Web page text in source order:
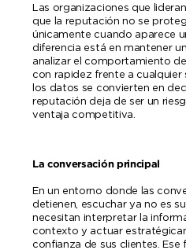
Las organizaciones que
que la reputación no se
únicamente cuando aparece
diferencia está en mantener
analizar el comportamiento
con rapidez frente a cualquier
los datos se convierten en
reputación deja de ser un
ventaja competitiva.
La conversación principal
En un entorno donde las
detienen, escuchar ya no es
necesitan interpretar la
contexto y actuar
confianza de sus clientes. Ese